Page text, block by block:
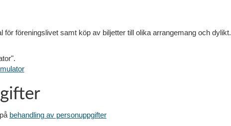
föreningslivet samt köp av biljetter till olika arrangemang och dylikt.
behandling av personuppgifter